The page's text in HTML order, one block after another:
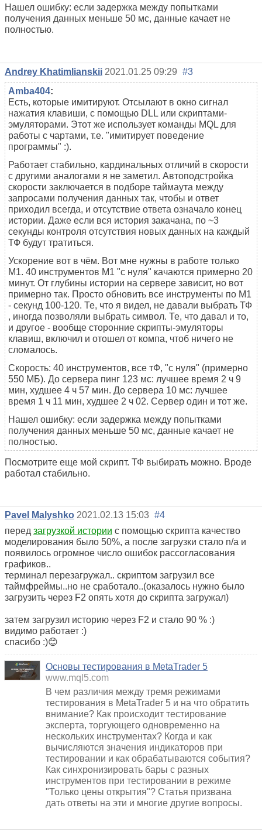
Нашел ошибку: если задержка между попытками
получения данных меньше 50 мс, данные качает не
полностью.
Andrey Khatimlianskii 2021.01.25 09:29 #3
Amba404:
Есть, которые имитируют. Отсылают в окно сигнал
нажатия клавиши, с помощью DLL или скриптами-
эмуляторами. Этот же использует команды MQL для
работы с чартами, т.е. "имитирует поведение
программы" :).
Работает стабильно, кардинальных отличий в скорости
с другими аналогами я не заметил. Автоподстройка
скорости заключается в подборе таймаута между
запросами получения данных так, чтобы и ответ
приходил всегда, и отсутствие ответа означало конец
истории. Даже если вся история закачана, по ~3
секунды контроля отсутствия новых данных на каждый
ТФ будут тратиться.
Ускорение вот в чём. Вот мне нужны в работе только
М1. 40 инструментов М1 "с нуля" качаются примерно 20
минут. От глубины истории на сервере зависит, но вот
примерно так. Просто обновить все инструменты по М1
- секунд 100-120. Те, что я видел, не давали выбрать ТФ
, иногда позволяли выбрать символ. Те, что давал и то,
и другое - вообще сторонние скрипты-эмуляторы
клавиш, включил и отошел от компа, чтоб ничего не
сломалось.
Скорость: 40 инструментов, все тФ, "с нуля" (примерно
550 МБ). До сервера пинг 123 мс: лучшее время 2 ч 9
мин, худшее 4 ч 57 мин. До сервера 10 мс: лучшее
время 1 ч 11 мин, худшее 2 ч 02. Сервер один и тот же.
Нашел ошибку: если задержка между попытками
получения данных меньше 50 мс, данные качает не
полностью.
Посмотрите еще мой скрипт. ТФ выбирать можно. Вроде
работал стабильно.
Pavel Malyshko 2021.02.13 15:03 #4
перед загрузкой истории с помощью скрипта качество
моделирования было 50%, а после загрузки стало n/a и
появилось огромное число ошибок рассогласования
графиков..
терминал перезагружал.. скриптом загрузил все
таймфреймы..но не сработало..(оказалось нужно было
загрузить через F2 опять хотя до скрипта загружал)
затем загрузил историю через F2 и стало 90 % :)
видимо работает :)
спасибо :)😊
Основы тестирования в MetaTrader 5
www.mql5.com
В чем различия между тремя режимами
тестирования в MetaTrader 5 и на что обратить
внимание? Как происходит тестирование
эксперта, торгующего одновременно на
нескольких инструментах? Когда и как
вычисляются значения индикаторов при
тестировании и как обрабатываются события?
Как синхронизировать бары с разных
инструментов при тестировании в режиме
"Только цены открытия"? Статья призвана
дать ответы на эти и многие другие вопросы.